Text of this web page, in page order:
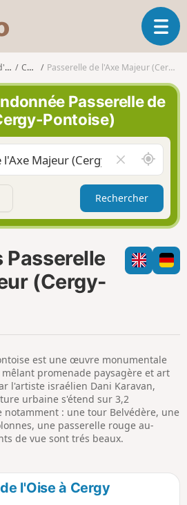
s
r
n
d
o
O
u
r
a
n
v
g
a
i
o
Cergy Passerelle de l'Axe Majeur (Cergy-Pontoise)
Passerelle de
Pontoise)
i
d
e
r
l
e
h
A
u
t
u
r
d
e
m
Rechercher
Passerelle
(Cergy-
est une œuvre monumentale
promenade paysagère et art
l'artiste israélien Dani Karavan,
urbaine s'étend sur 3,2
notamment : une tour Belvédère, une
une passerelle rouge au-
de vue sont trés beaux.
l'Oise à Cergy